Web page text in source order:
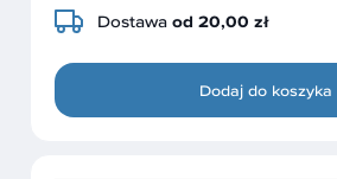
Dostawa od 20,00 zł
Dodaj do koszyka